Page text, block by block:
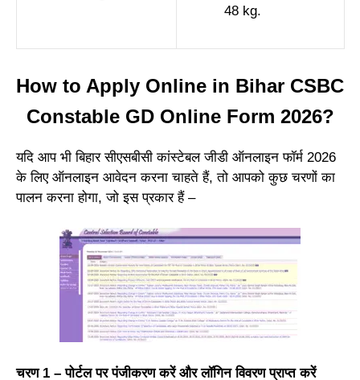
48 kg.
How to Apply Online in Bihar CSBC
Constable GD Online Form 2026?
यदि आप भी बिहार सीएसबीसी कांस्टेबल जीडी ऑनलाइन फॉर्म 2026
के लिए ऑनलाइन आवेदन करना चाहते हैं, तो आपको कुछ चरणों का
पालन करना होगा, जो इस प्रकार हैं –
चरण 1 – पोर्टल पर पंजीकरण करें और लॉगिन विवरण प्राप्त करें